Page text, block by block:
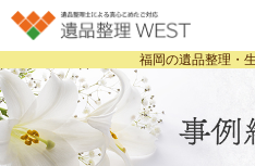
福岡の遺品整理・
ホ
遺品整